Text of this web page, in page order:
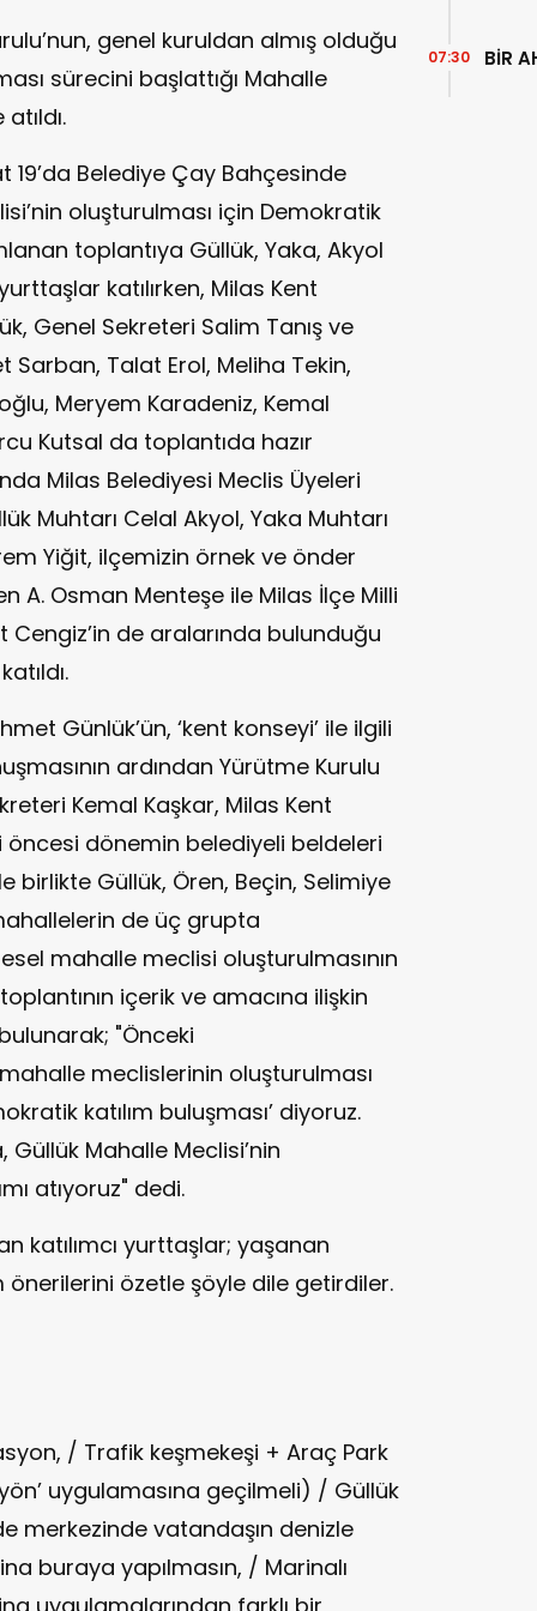
genel kuruldan almış olduğu
sürecini başlattığı Mahalle
Belediye Çay Bahçesinde
oluşturulması için Demokratik
toplantıya Güllük, Yaka, Akyol
katılırken, Milas Kent
Genel Sekreteri Salim Tanış ve
Sarban, Talat Erol, Meliha Tekin,
Meryem Karadeniz, Kemal
Kutsal da toplantıda hazır
Milas Belediyesi Meclis Üyeleri
Muhtarı Celal Akyol, Yaka Muhtarı
Yiğit, ilçemizin örnek ve önder
A. Osman Menteşe ile Milas İlçe Milli
Cengiz’in de aralarında bulunduğu
Günlük’ün, ‘kent konseyi’ ile ilgili
ardından Yürütme Kurulu
Kemal Kaşkar, Milas Kent
öncesi dönemin belediyeli beldeleri
Güllük, Ören, Beçin, Selimiye
de üç grupta
mahalle meclisi oluşturulmasının
içerik ve amacına ilişkin
"Önceki
meclislerinin oluşturulması
katılım buluşması’ diyoruz.
Mahalle Meclisi’nin
atıyoruz" dedi.
katılımcı yurttaşlar; yaşanan
özetle şöyle dile getirdiler.
/ Trafik keşmekeşi + Araç Park
uygulamasına geçilmeli) / Güllük
merkezinde vatandaşın denizle
buraya yapılmasın, / Marinalı
BİR
07:30